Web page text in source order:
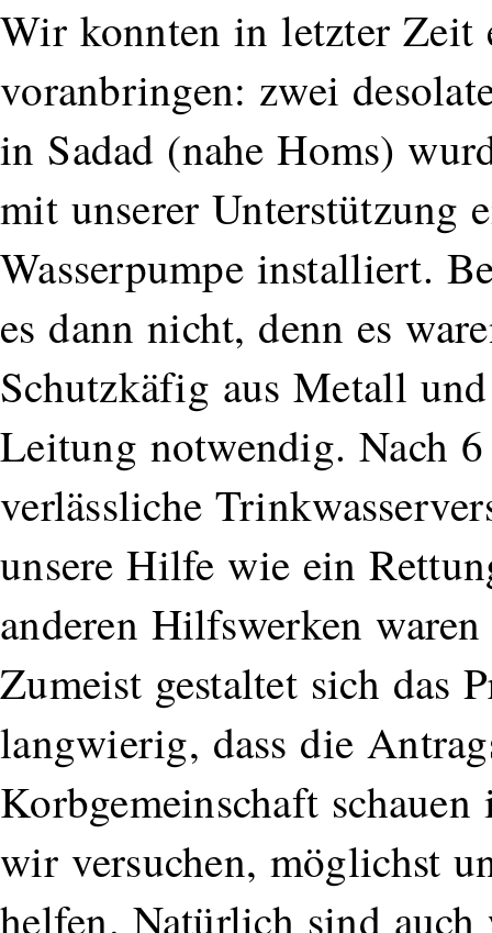
Wir konnten in letzter
voranbringen: zwei
in Sadad (nahe Homs)
mit unserer Unterstützung
Wasserpumpe installiert.
es dann nicht, denn es
Schutzkäfig aus Metall
Leitung notwendig. Nach
verlässliche
unsere Hilfe wie ein
anderen Hilfswerken
Zumeist gestaltet sich das
langwierig, dass die
Korbgemeinschaft
wir versuchen, möglichst
helfen. Natürlich sind